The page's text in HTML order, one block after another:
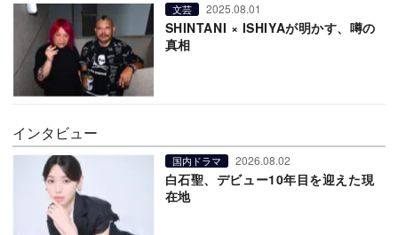
文芸 2025.08.01
SHINTANI × ISHIYAが明かす、噂の
真相
インタビュー
国内ドラマ 2026.08.02
白石聖、デビュー10年目を迎えた現
在地